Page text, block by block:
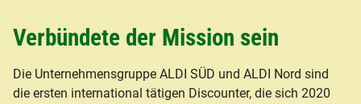
Verbündete der Mission sein
Die Unternehmensgruppe ALDI SÜD und ALDI Nord sind
die ersten international tätigen Discounter, die sich 2020